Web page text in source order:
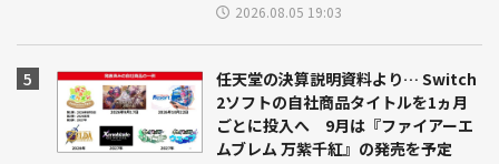
2026.08.05 19:03
任天堂の決算説明資料より… Switch
2ソフトの自社商品タイトルを1ヵ月
ごとに投入へ 9月は『ファイアーエ
ムブレム 万紫千紅』の発売を予定